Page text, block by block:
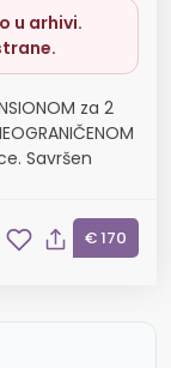
u arhivi.
za 2
Savršen
€ 170